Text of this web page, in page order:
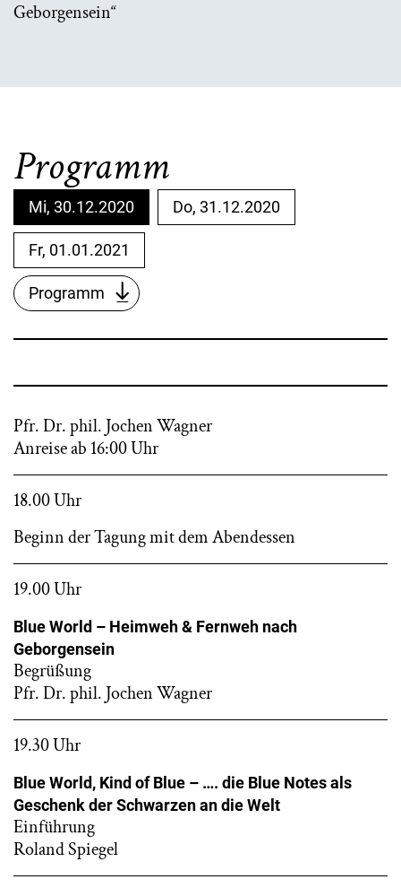
Geborgensein“
Programm
Mi, 30.12.2020 Do, 31.12.2020
Fr, 01.01.2021
Programm
Pfr. Dr. phil. Jochen Wagner
Anreise ab 16:00 Uhr
18.00 Uhr
Beginn der Tagung mit dem Abendessen
19.00 Uhr
Blue World – Heimweh & Fernweh nach
Geborgensein
Begrüßung
Pfr. Dr. phil. Jochen Wagner
19.30 Uhr
Blue World, Kind of Blue – …. die Blue Notes als
Geschenk der Schwarzen an die Welt
Einführung
Roland Spiegel